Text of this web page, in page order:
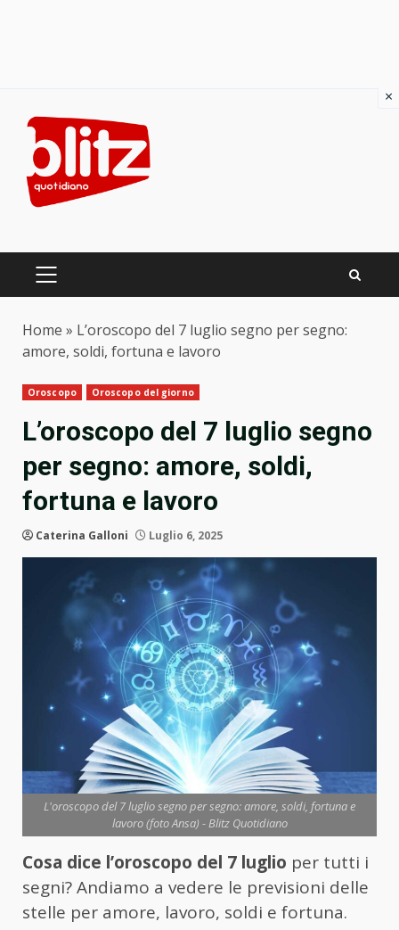
content
PRIMARY
Home » L’oroscopo del 7 luglio segno per segno:
amore, soldi, fortuna e lavoro
Oroscopo Oroscopo del giorno
L’oroscopo del 7 luglio segno
per segno: amore, soldi,
fortuna e lavoro
Caterina Galloni Luglio 6, 2025
L'oroscopo del 7 luglio segno per segno: amore, soldi, fortuna e
lavoro (foto Ansa) - Blitz Quotidiano
Cosa dice l’oroscopo del 7 luglio per tutti i
segni? Andiamo a vedere le previsioni delle
stelle per amore, lavoro, soldi e fortuna.
×